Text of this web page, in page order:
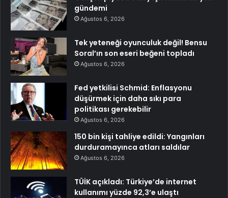
gündemi
Ağustos 6, 2026
Tek yeteneği oyunculuk değil! Bensu
Soral’ın son eseri beğeni topladı
Ağustos 6, 2026
Fed yetkilisi Schmid: Enflasyonu
düşürmek için daha sıkı para
politikası gerekebilir
Ağustos 6, 2026
150 bin kişi tahliye edildi: Yangınları
durduramayınca atları saldılar
Ağustos 6, 2026
TÜİK açıkladı: Türkiye’de internet
kullanımı yüzde 92,3’e ulaştı